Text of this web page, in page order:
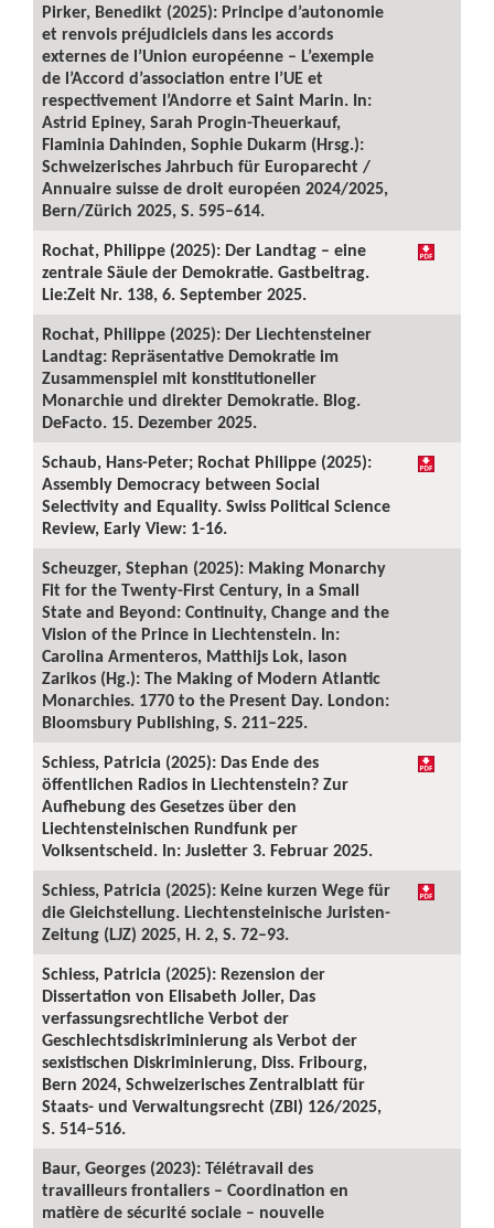
Pirker, Benedikt (2025): Principe d’autonomie
et renvois préjudiciels dans les accords
externes de l’Union européenne – L’exemple
de l’Accord d’association entre l’UE et
respectivement l’Andorre et Saint Marin. In:
Astrid Epiney, Sarah Progin-Theuerkauf,
Flaminia Dahinden, Sophie Dukarm (Hrsg.):
Schweizerisches Jahrbuch für Europarecht /
Annuaire suisse de droit européen 2024/2025,
Bern/Zürich 2025, S. 595–614.
Rochat, Philippe (2025): Der Landtag – eine
zentrale Säule der Demokratie. Gastbeitrag.
Lie:Zeit Nr. 138, 6. September 2025.
Rochat, Philippe (2025): Der Liechtensteiner
Landtag: Repräsentative Demokratie im
Zusammenspiel mit konstitutioneller
Monarchie und direkter Demokratie. Blog.
DeFacto. 15. Dezember 2025.
Schaub, Hans-Peter; Rochat Philippe (2025):
Assembly Democracy between Social
Selectivity and Equality. Swiss Political Science
Review, Early View: 1-16.
Scheuzger, Stephan (2025): Making Monarchy
Fit for the Twenty-First Century, in a Small
State and Beyond: Continuity, Change and the
Vision of the Prince in Liechtenstein. In:
Carolina Armenteros, Matthijs Lok, Iason
Zarikos (Hg.): The Making of Modern Atlantic
Monarchies. 1770 to the Present Day. London:
Bloomsbury Publishing, S. 211–225.
Schiess, Patricia (2025): Das Ende des
öffentlichen Radios in Liechtenstein? Zur
Aufhebung des Gesetzes über den
Liechtensteinischen Rundfunk per
Volksentscheid. In: Jusletter 3. Februar 2025.
Schiess, Patricia (2025): Keine kurzen Wege für
die Gleichstellung. Liechtensteinische Juristen-
Zeitung (LJZ) 2025, H. 2, S. 72–93.
Schiess, Patricia (2025): Rezension der
Dissertation von Elisabeth Joller, Das
verfassungsrechtliche Verbot der
Geschlechtsdiskriminierung als Verbot der
sexistischen Diskriminierung, Diss. Fribourg,
Bern 2024, Schweizerisches Zentralblatt für
Staats- und Verwaltungsrecht (ZBl) 126/2025,
S. 514–516.
Baur, Georges (2023): Télétravail des
travailleurs frontaliers – Coordination en
matière de sécurité sociale – nouvelle